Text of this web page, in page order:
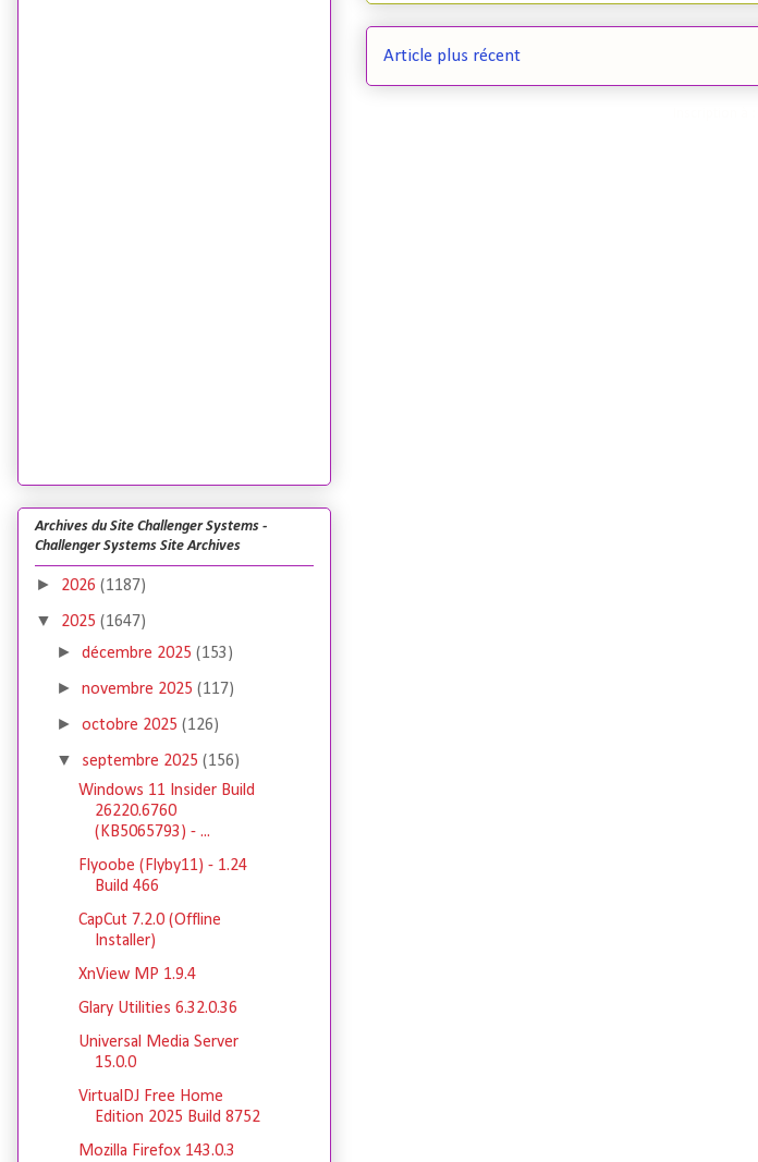
Article plus récent
Archives du Site Challenger Systems -
Challenger Systems Site Archives
► 2026 (1187)
▼ 2025 (1647)
►décembre 2025(153)
►novembre 2025(117)
►octobre 2025(126)
▼ septembre 2025(156)
Windows 11 Insider Build
26220.6760
(KB5065793) - ...
Flyoobe (Flyby11) - 1.24
Build 466
CapCut 7.2.0 (Offline
Installer)
XnView MP 1.9.4
Glary Utilities 6.32.0.36
Universal Media Server
15.0.0
VirtualDJ Free Home
Edition 2025 Build 8752
Mozilla Firefox 143.0.3